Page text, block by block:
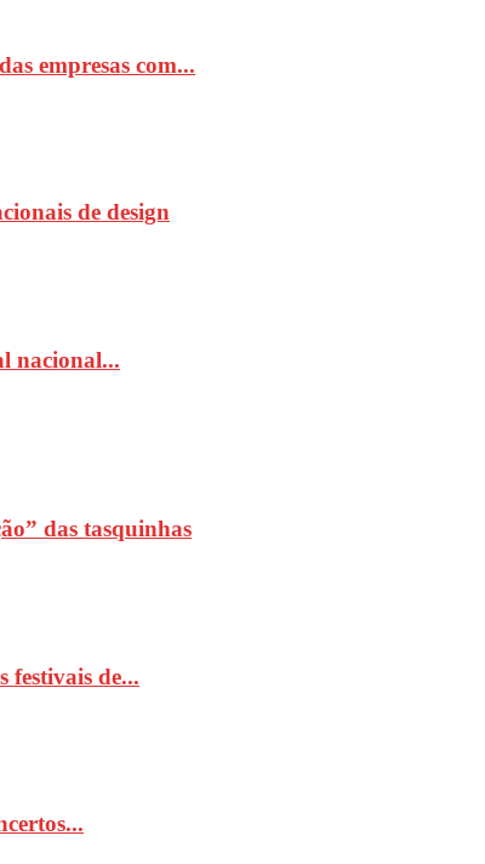
empresas com...
de design
nacional...
das tasquinhas
festivais de...